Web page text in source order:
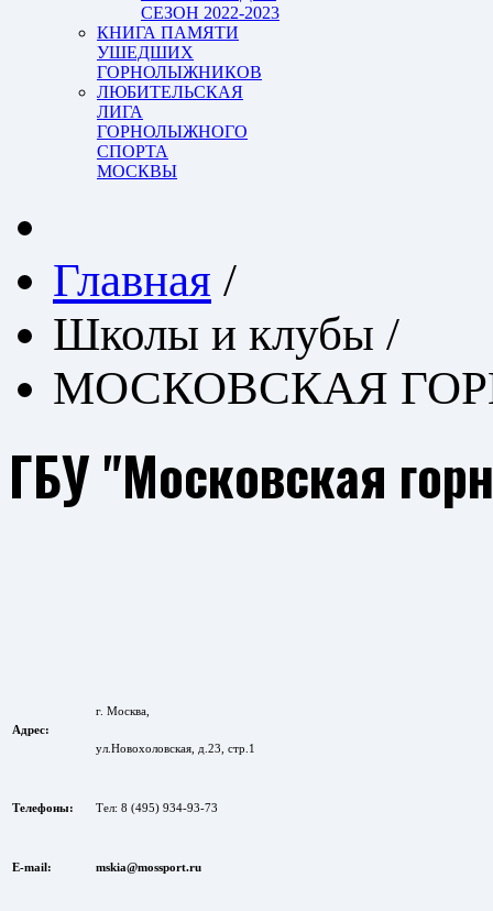
СЕЗОН 2022-2023
КНИГА ПАМЯТИ
УШЕДШИХ
ГОРНОЛЫЖНИКОВ
ЛЮБИТЕЛЬСКАЯ
ЛИГА
ГОРНОЛЫЖНОГО
СПОРТА
МОСКВЫ
Главная /
Школы и клубы /
МОСКОВСКАЯ
ГБУ "Московская
Адрес:
г. Москва,
ул. Новохоловская, д.23, стр.1
Телефоны: Тел: 8 (495) 934-93-73
E-mail: mskia@mossport.ru